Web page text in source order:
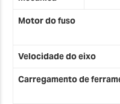
Motor do fuso
Velocidade do eixo
Carregamento de